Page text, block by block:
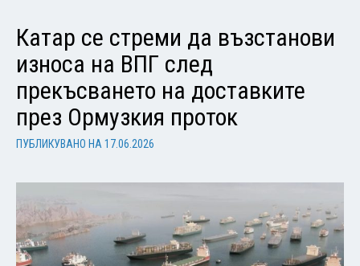
Катар се стреми да възстанови
износа на ВПГ след
прекъсването на доставките
през Ормузкия проток
ПУБЛИКУВАНО НА 17.06.2026